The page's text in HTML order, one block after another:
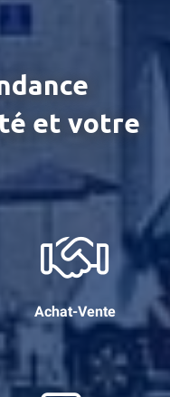
et votre
Achat-Vente